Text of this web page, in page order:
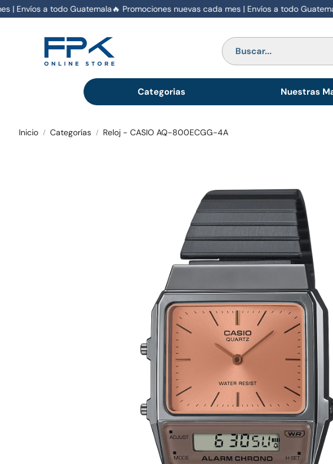
Envíos a todo Guatemala🔥 Promociones nuevas cada mes | Envíos a todo Guatemala
Categorias Nuestras
Inicio Categorías Reloj - CASIO AQ-800ECGG-4A